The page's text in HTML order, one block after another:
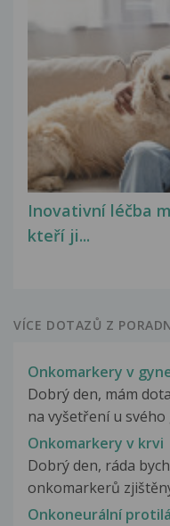
Inovativní léčba
kteří ji...
VÍCE DOTAZŮ Z
Onkomarkery v
Dobrý den, mám
na vyšetření u svého
Onkomarkery v krvi
Dobrý den, ráda
onkomarkerů
Onkoneurální